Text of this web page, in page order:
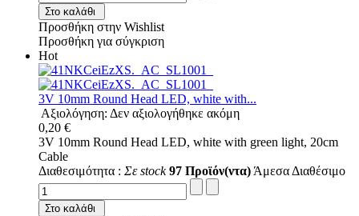
Στο καλάθι
Προσθήκη στην Wishlist
Προσθήκη για σύγκριση
Hot
3V 10mm Round Head LED, white with...
Αξιολόγηση: Δεν αξιολογήθηκε ακόμη
0,20 €
3V 10mm Round Head LED, white with green light, 20cm
Cable
Διαθεσιμότητα : Σε stock 97 Προϊόν(ντα) Άμεσα Διαθέσιμο
Στο καλάθι